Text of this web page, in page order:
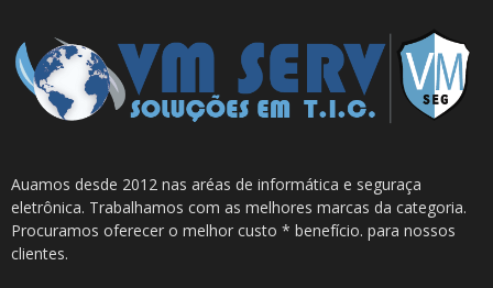
Auamos desde 2012 nas aréas de informática e seguraça
eletrônica. Trabalhamos com as melhores marcas da categoria.
Procuramos oferecer o melhor custo * benefício. para nossos
clientes.